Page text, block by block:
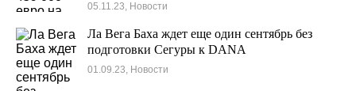
05.11.23, Новости
Ла Вега Баха ждет еще один сентябрь без
подготовки Сегуры к DANA
01.09.23, Новости